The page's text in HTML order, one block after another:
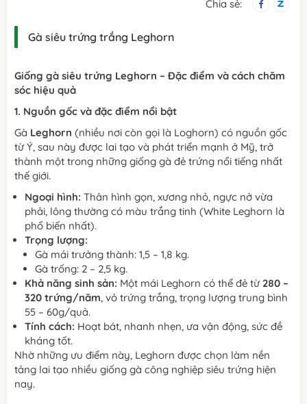
Chia sẻ:
Gà siêu trứng trắng Leghorn
Giống gà siêu trứng Leghorn – Đặc điểm và cách chăm
sóc hiệu quả
1. Nguồn gốc và đặc điểm nổi bật
Gà Leghorn (nhiều nơi còn gọi là Loghorn) có nguồn gốc
từ Ý, sau này được lai tạo và phát triển mạnh ở Mỹ, trở
thành một trong những giống gà đẻ trứng nổi tiếng nhất
thế giới.
Ngoại hình: Thân hình gọn, xương nhỏ, ngực nở vừa
phải, lông thường có màu trắng tinh (White Leghorn là
phổ biến nhất).
Trọng lượng:
Gà mái trưởng thành: 1,5 – 1,8 kg.
Gà trống: 2 – 2,5 kg.
Khả năng sinh sản: Một mái Leghorn có thể đẻ từ280 –
320 trứng/năm, vỏ trứng trắng, trọng lượng trung bình
55 – 60g/quả.
Tính cách: Hoạt bát, nhanh nhẹn, ưa vận động, sức đề
kháng tốt.
Nhờ những ưu điểm này, Leghorn được chọn làm nền
tảng lai tạo nhiều giống gà công nghiệp siêu trứng hiện
nay.